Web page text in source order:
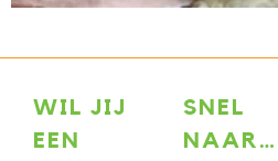
WIL JIJ
EEN
SNEL
NAAR…